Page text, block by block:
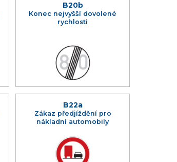
B20b
Konec nejvyšší dovolené
rychlosti
B22a
Zákaz předjíždění pro
nákladní automobily